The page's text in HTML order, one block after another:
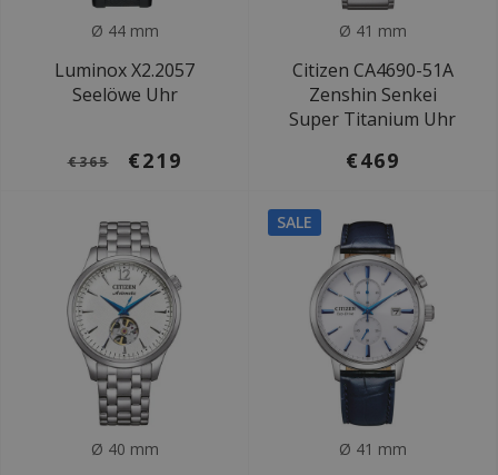
Ø 44 mm
Luminox X2.2057
Seelöwe Uhr
€365 €219
Ø 41 mm
Citizen CA4690-51A
Zenshin Senkei
Super Titanium Uhr
€469
Ø 40 mm
SALE
Ø 41 mm